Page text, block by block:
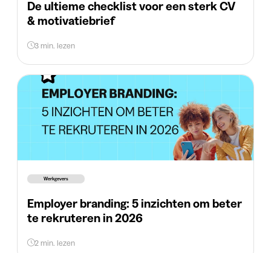
De ultieme checklist voor een sterk CV
& motivatiebrief
3 min. lezen
Werkgevers
Employer branding: 5 inzichten om beter
te rekruteren in 2026
2 min. lezen